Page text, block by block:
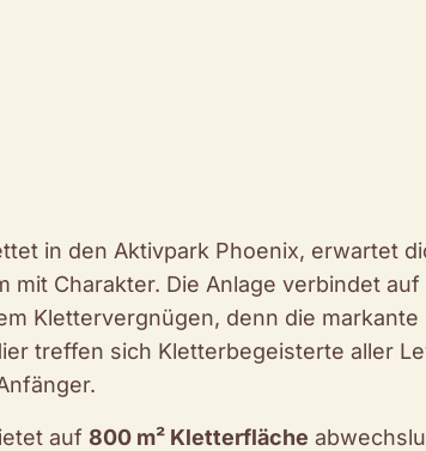
in den Aktivpark Phoenix, erwartet
mit Charakter. Die Anlage verbindet
Klettervergnügen, denn die
treffen sich Kletterbegeisterte aller
auf 800 m² Kletterfläche